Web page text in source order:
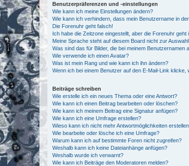
Benutzerpräferenzen und -einstellungen
Wie kann ich meine Einstellungen ändern?
Wie kann ich verhindern, dass mein Benutzername in
Die Forenuhr geht falsch!
Ich habe die Zeitzone eingestellt, aber die Forenuhr geht
Meine Sprache steht auf diesem Board nicht zur Auswahl!
Was sind das für Bilder, die bei meinem Benutzernamen
Wie verwende ich einen Avatar?
Was ist mein Rang und wie kann ich ihn ändern?
Wenn ich bei einem Benutzer auf den E-Mail-Link klicke,
Beiträge schreiben
Wie erstelle ich ein neues Thema oder eine Antwort?
Wie kann ich einen Beitrag bearbeiten oder löschen?
Wie kann ich meinem Beitrag eine Signatur anfügen?
Wie kann ich eine Umfrage erstellen?
Wieso kann ich nicht mehr Antwortmöglichkeiten
Wie bearbeite oder lösche ich eine Umfrage?
Warum kann ich auf bestimmte Foren nicht zugreifen?
Weshalb kann ich keine Dateianhänge anfügen?
Weshalb wurde ich verwarnt?
Wie kann ich Beiträge den Moderatoren melden?